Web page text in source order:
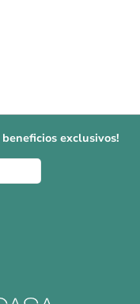
exclusivos!